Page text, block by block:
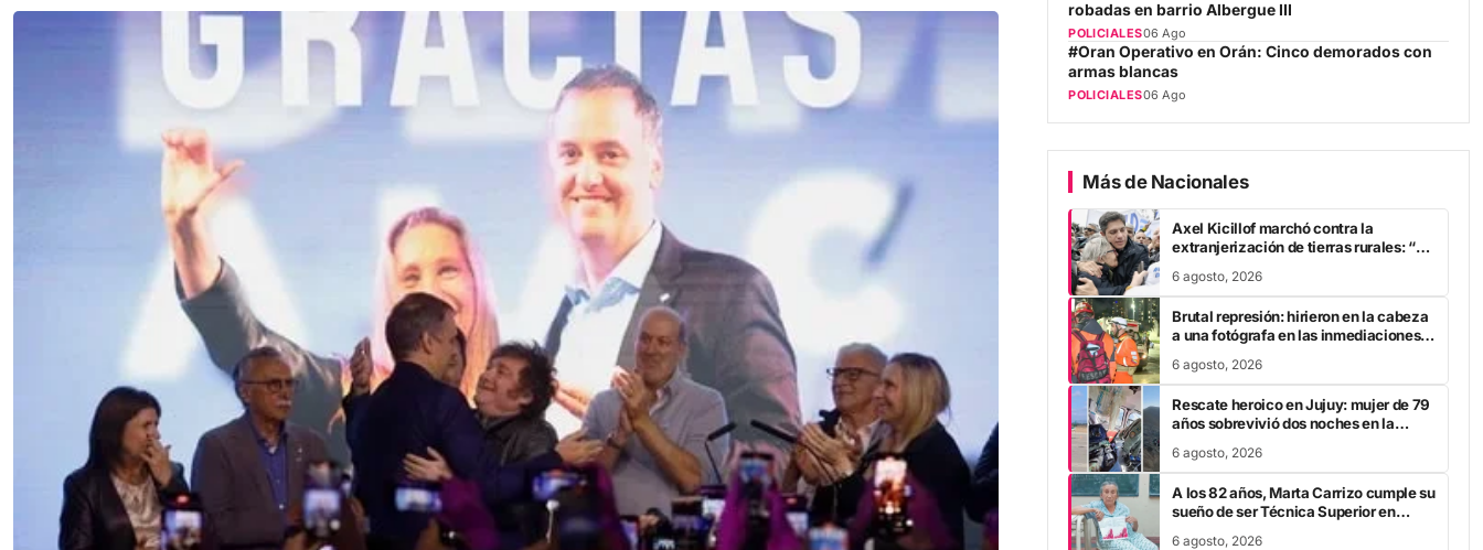
robadas en barrio Albergue III
POLICIALES06 Ago
#Oran Operativo en Orán: Cinco demorados con
armas blancas
POLICIALES06 Ago
Más de Nacionales
Axel Kicillof marchó contra la
extranjerización de tierras rurales: “A
6 agosto, 2026
Brutal represión: hirieron en la cabeza
a una fotógrafa en las inmediaciones
6 agosto, 2026
Rescate heroico en Jujuy: mujer de 79
años sobrevivió dos noches en la
6 agosto, 2026
A los 82 años, Marta Carrizo cumple su
sueño de ser Técnica Superior en
6 agosto, 2026